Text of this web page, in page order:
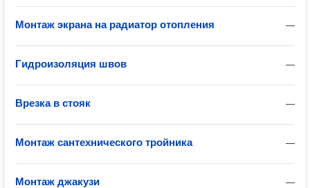
—
Монтаж экрана на радиатор отопления
—
Гидроизоляция швов
—
Врезка в стояк
—
Монтаж сантехнического тройника
—
Монтаж джакузи